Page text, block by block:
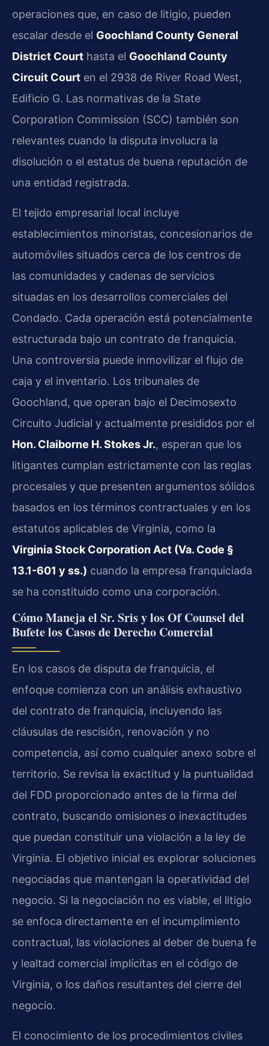
operaciones que, en caso de litigio, pueden
escalar desde el Goochland County General
District Court hasta el Goochland County
Circuit Court en el 2938 de River Road West,
Edificio G. Las normativas de la State
Corporation Commission (SCC) también son
relevantes cuando la disputa involucra la
disolución o el estatus de buena reputación de
una entidad registrada.
El tejido empresarial local incluye
establecimientos minoristas, concesionarios de
automóviles situados cerca de los centros de
las comunidades y cadenas de servicios
situadas en los desarrollos comerciales del
Condado. Cada operación está potencialmente
estructurada bajo un contrato de franquicia.
Una controversia puede inmovilizar el flujo de
caja y el inventario. Los tribunales de
Goochland, que operan bajo el Decimosexto
Circuito Judicial y actualmente presididos por el
Hon. Claiborne H. Stokes Jr., esperan que los
litigantes cumplan estrictamente con las reglas
procesales y que presenten argumentos sólidos
basados en los términos contractuales y en los
estatutos aplicables de Virginia, como la
Virginia Stock Corporation Act (Va. Code §
13.1-601 y ss.) cuando la empresa franquiciada
se ha constituido como una corporación.
Cómo Maneja el Sr. Sris y los Of Counsel del
Bufete los Casos de Derecho Comercial
En los casos de disputa de franquicia, el
enfoque comienza con un análisis exhaustivo
del contrato de franquicia, incluyendo las
cláusulas de rescisión, renovación y no
competencia, así como cualquier anexo sobre el
territorio. Se revisa la exactitud y la puntualidad
del FDD proporcionado antes de la firma del
contrato, buscando omisiones o inexactitudes
que puedan constituir una violación a la ley de
Virginia. El objetivo inicial es explorar soluciones
negociadas que mantengan la operatividad del
negocio. Si la negociación no es viable, el litigio
se enfoca directamente en el incumplimiento
contractual, las violaciones al deber de buena fe
y lealtad comercial implícitas en el código de
Virginia, o los daños resultantes del cierre del
negocio.
El conocimiento de los procedimientos civiles